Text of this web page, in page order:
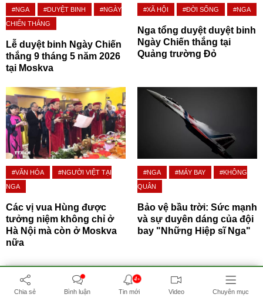
#NGA #DUYỆT BINH
#NGÀY
CHIẾN THẮNG
Lễ duyệt binh Ngày Chiến
thắng 9 tháng 5 năm 2026
tại Moskva
#XÃ HỘI #ĐỜI SỐNG #NGA
Nga tổng duyệt duyệt binh
Ngày Chiến thắng tại
Quảng trường Đỏ
#VĂN HÓA
#NGƯỜI VIỆT TẠI
NGA
Các vị vua Hùng được
tưởng niệm không chỉ ở
Hà Nội mà còn ở Moskva
nữa
#NGA #MÁY BAY
#KHÔNG
QUÂN
Bảo vệ bầu trời: Sức mạnh
và sự duyên dáng của đội
bay "Những Hiệp sĩ Nga"
BẤM ĐỂ XEM THÊM
Chia sẻ Bình luận
4+
Tin mới Video Chuyên mục